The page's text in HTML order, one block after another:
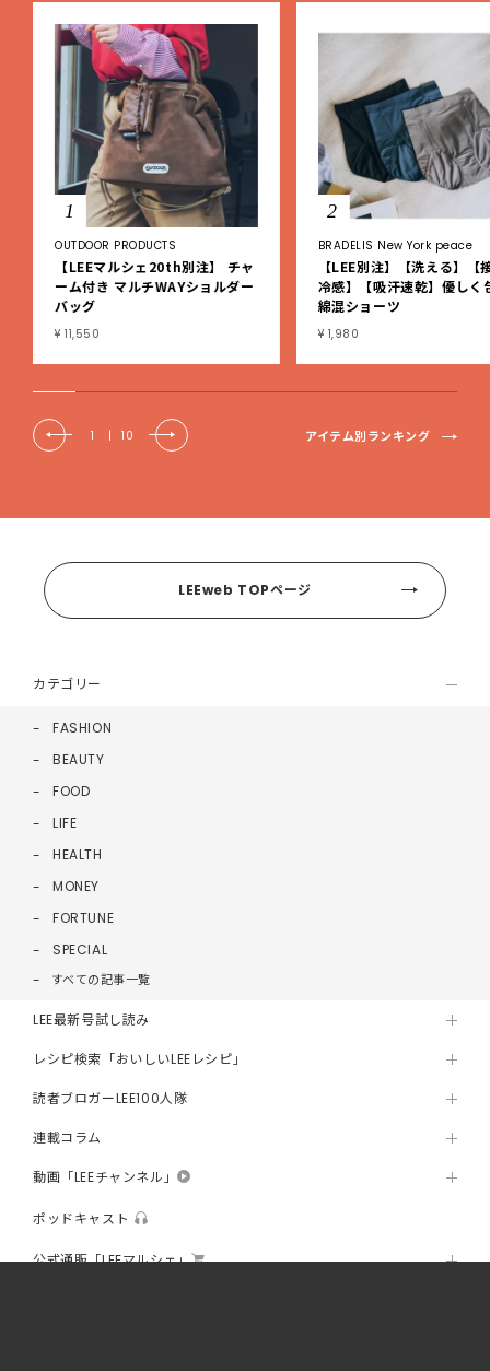
1
OUTDOOR PRODUCTS
【LEEマルシェ20th別注】 チャ
ーム付き マルチWAYショルダー
バッグ
¥ 11,550
2
BRADELIS New York peace
【LEE別注】【洗える】【
冷感】【吸汗速乾】優しく
綿混ショーツ
¥ 1,980
1 | 10 アイテム別ランキング
LEEweb TOPページ
カテゴリー
FASHION
BEAUTY
FOOD
LIFE
HEALTH
MONEY
FORTUNE
SPECIAL
すべての記事一覧
LEE最新号試し読み
レシピ検索「おいしいLEEレシピ」
読者ブロガーLEE100人隊
連載コラム
動画「LEEチャンネル」
ポッドキャスト
公式通販「LEEマルシェ」